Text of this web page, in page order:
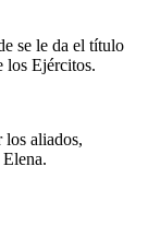
se le da el título
los Ejércitos.
los aliados,